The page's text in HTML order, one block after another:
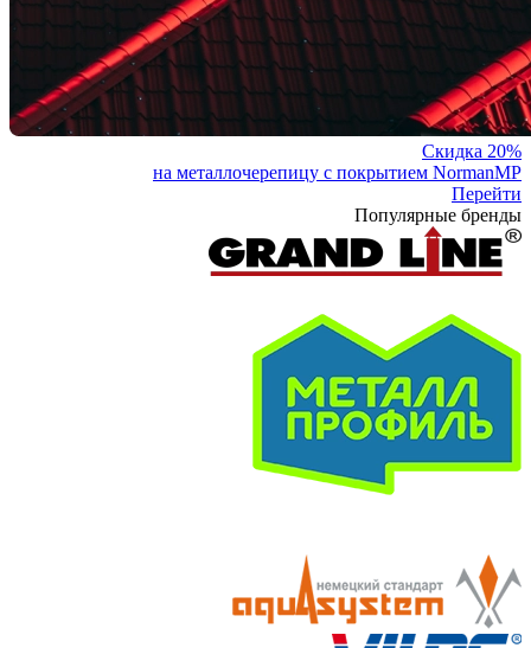
Скидка 20%
на металлочерепицу с покрытием NormanMP
Перейти
Популярные бренды